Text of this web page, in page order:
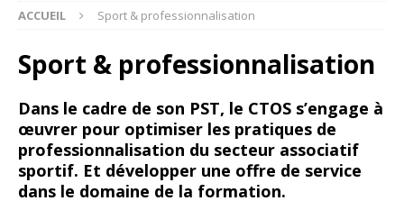
ACCUEIL Sport & professionnalisation
Sport & professionnalisation
Dans le cadre de son PST, le CTOS s’engage à
œuvrer pour optimiser les pratiques de
professionnalisation du secteur associatif
sportif. Et développer une offre de service
dans le domaine de la formation.